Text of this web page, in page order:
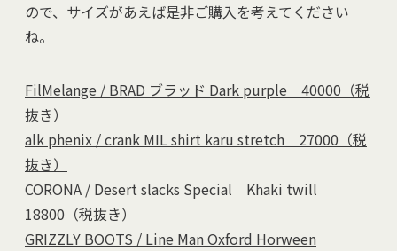
ので、サイズがあえば是非ご購入を考えてください
ね。
FilMelange / BRAD ブラッド Dark purple 40000（税
抜き）
alk phenix / crank MIL shirt karu stretch 27000（税
抜き）
CORONA / Desert slacks Special Khaki twill
18800（税抜き）
GRIZZLY BOOTS / Line Man Oxford Horween